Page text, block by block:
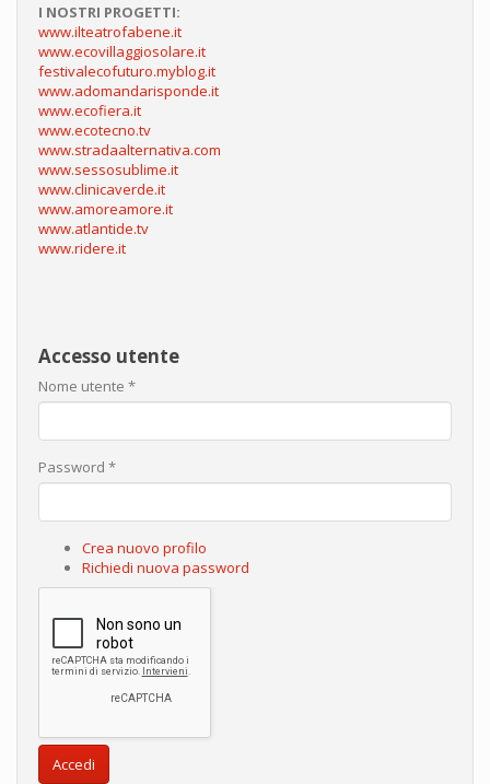
I NOSTRI PROGETTI:
www.ilteatrofabene.it
www.ecovillaggiosolare.it
festivalecofuturo.myblog.it
www.adomandarisponde.it
www.ecofiera.it
www.ecotecno.tv
www.stradaalternativa.com
www.sessosublime.it
www.clinicaverde.it
www.amoreamore.it
www.atlantide.tv
www.ridere.it
Accesso utente
Nome utente *
Password *
Crea nuovo profilo
Richiedi nuova password
Accedi